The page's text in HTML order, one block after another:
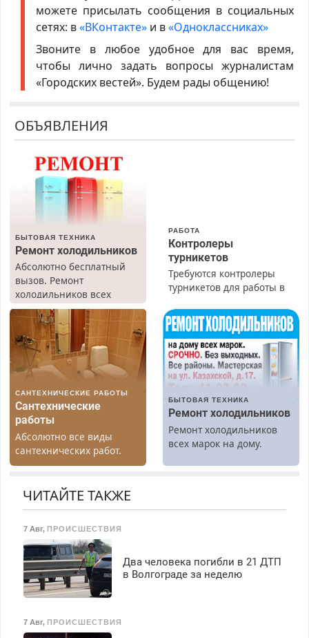
можете присылать сообщения в социальных
сетях: в«ВКонтакте»и в«Одноклассниках»
Звоните в любое удобное для вас время,
чтобы лично задать вопросы журналистам
«Городских вестей». Будем рады общению!
ОБЪЯВЛЕНИЯ
БЫТОВАЯ ТЕХНИКА
Ремонт холодильников
Абсолютно бесплатный
вызов. Ремонт
холодильников всех
марок на дому, с
гарантией. Все р-ны.
Срочно. Без выходных.
Пенсионерам – скидки до
40%. Мастер со стажем.
РАБОТА
Контролеры
турникетов
Требуются контролеры
турникетов для работы в
(мужчины, женщины).
Прием по ТК РФ. График
работы любой.
Бесплатное проживание.
З/п – до 96000 рублей до
вычета налогов.
Ежемесячно
выплачивается денежная
премия. Возможно
бесплатное обучение,
получение документов,
работа инспектором по
125000 руб.
САНТЕХНИЧЕСКИЕ РАБОТЫ
Сантехнические
работы
Абсолютно все виды
сантехнических работ.
Быстро. Качественно.
БЫТОВАЯ ТЕХНИКА
Ремонт холодильников
Ремонт холодильников
всех марок на дому.
ЧИТАЙТЕ ТАКЖЕ
7 Авг, ПРОИСШЕСТВИЯ
Два человека погибли в 21 ДТП
в Волгограде за неделю
7 Авг, ПРОИСШЕСТВИЯ